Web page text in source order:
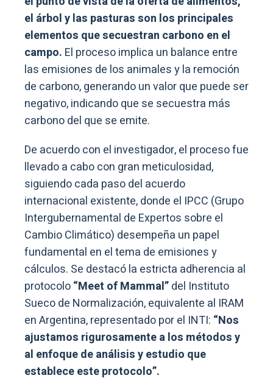
el árbol y las pasturas son los principales
elementos que secuestran carbono en el
campo. El proceso implica un balance entre
las emisiones de los animales y la remoción
de carbono, generando un valor que puede ser
negativo, indicando que se secuestra más
carbono del que se emite.
De acuerdo con el investigador, el proceso fue
llevado a cabo con gran meticulosidad,
siguiendo cada paso del acuerdo
internacional existente, donde el IPCC (Grupo
Intergubernamental de Expertos sobre el
Cambio Climático) desempeña un papel
fundamental en el tema de emisiones y
cálculos. Se destacó la estricta adherencia al
protocolo“Meet of Mammal”del Instituto
Sueco de Normalización, equivalente al IRAM
en Argentina, representado por el INTI: “Nos
ajustamos rigurosamente a los métodos y
al enfoque de análisis y estudio que
establece este protocolo”.